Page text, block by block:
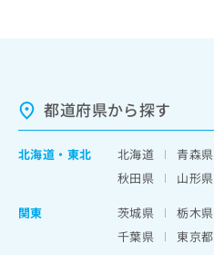
都道府県から探す
北海道 ・ 東北 北海道 青森県
秋田県
山形県
関東
茨城県 栃木県
千葉県
東京都